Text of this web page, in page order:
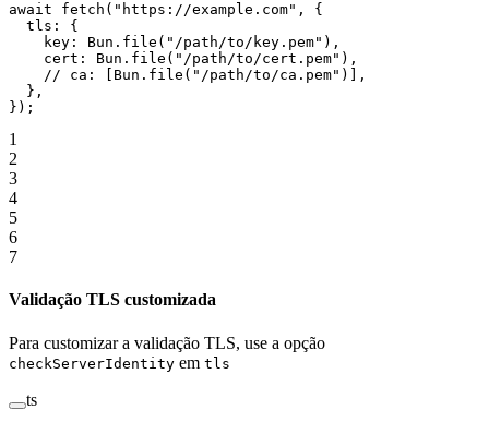
await fetch ( "https://example.com" , {
  tls: {
    key: Bun.
file ( "/path/to/key.pem" ),
    cert: Bun.
file ( "/path/to/cert.pem" ),
    // ca: [Bun.file("/path/to/ca.pem")],
  },
});
1
2
3
4
5
6
7
Validação TLS customizada
Para customizar a validação TLS, use a opção
checkServerIdentity em tls
ts